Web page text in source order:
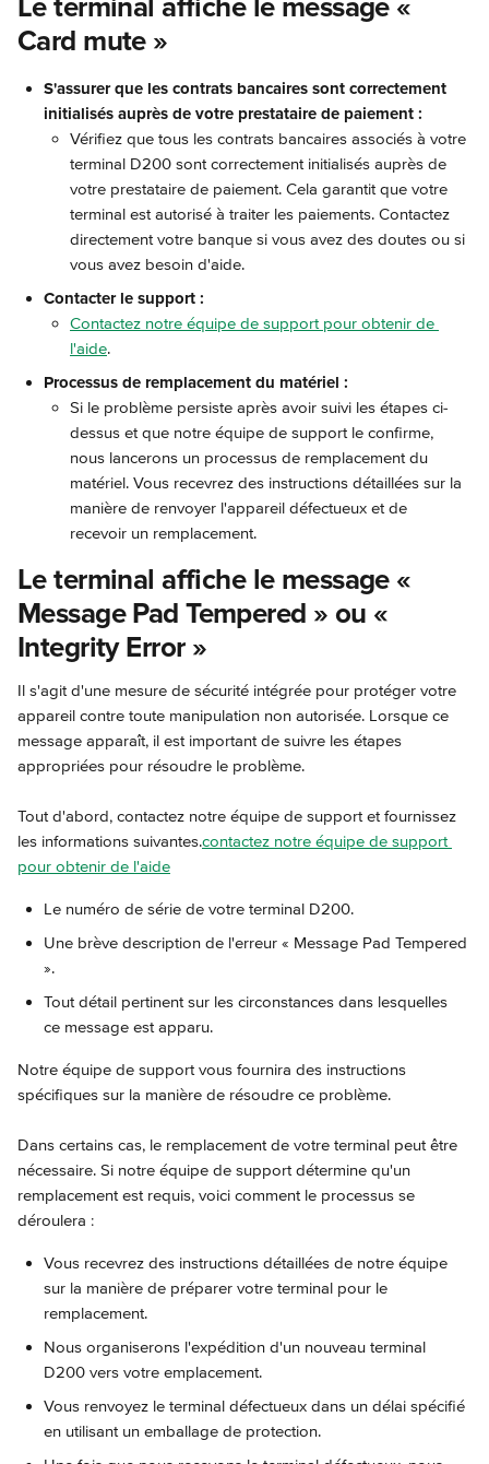
Le terminal affiche le message «
Card mute »
S'assurer que les contrats bancaires sont correctement
initialisés auprès de votre prestataire de paiement :
Vérifiez que tous les contrats bancaires associés à votre
terminal D200 sont correctement initialisés auprès de
votre prestataire de paiement. Cela garantit que votre
terminal est autorisé à traiter les paiements. Contactez
directement votre banque si vous avez des doutes ou si
vous avez besoin d'aide.
Contacter le support :
Contactez notre équipe de support pour obtenir de
l'aide.
Processus de remplacement du matériel :
Si le problème persiste après avoir suivi les étapes ci-
dessus et que notre équipe de support le confirme,
nous lancerons un processus de remplacement du
matériel. Vous recevrez des instructions détaillées sur la
manière de renvoyer l'appareil défectueux et de
recevoir un remplacement.
Le terminal affiche le message «
Message Pad Tempered » ou «
Integrity Error »
Il s'agit d'une mesure de sécurité intégrée pour protéger votre
appareil contre toute manipulation non autorisée. Lorsque ce
message apparaît, il est important de suivre les étapes
appropriées pour résoudre le problème.
Tout d'abord, contactez notre équipe de support et fournissez
les informations suivantes.contactez notre équipe de support
pour obtenir de l'aide
Le numéro de série de votre terminal D200.
Une brève description de l'erreur « Message Pad Tempered
».
Tout détail pertinent sur les circonstances dans lesquelles
ce message est apparu.
Notre équipe de support vous fournira des instructions
spécifiques sur la manière de résoudre ce problème.
Dans certains cas, le remplacement de votre terminal peut être
nécessaire. Si notre équipe de support détermine qu'un
remplacement est requis, voici comment le processus se
déroulera :
Vous recevrez des instructions détaillées de notre équipe
sur la manière de préparer votre terminal pour le
remplacement.
Nous organiserons l'expédition d'un nouveau terminal
D200 vers votre emplacement.
Vous renvoyez le terminal défectueux dans un délai spécifié
en utilisant un emballage de protection.